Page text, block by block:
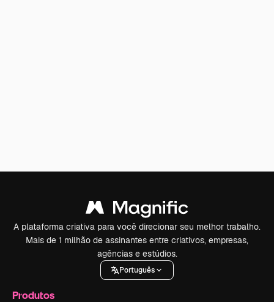
A plataforma criativa para você direcionar seu melhor trabalho.
Mais de 1 milhão de assinantes entre criativos, empresas,
agências e estúdios.
Português
Produtos